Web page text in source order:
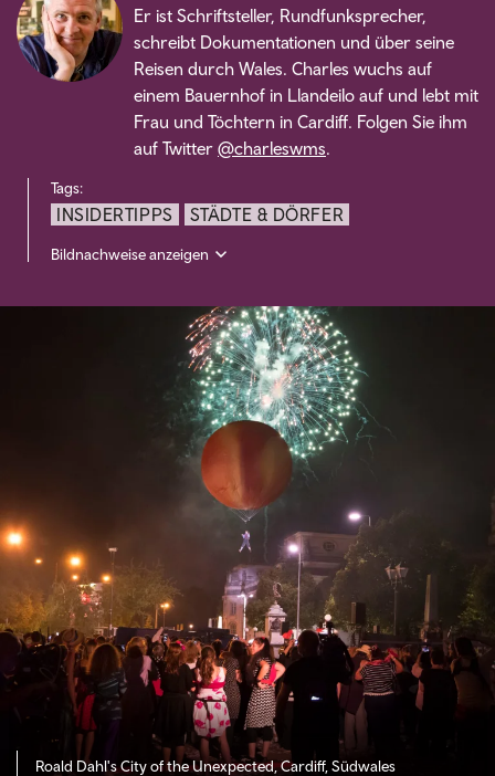
Er ist Schriftsteller, Rundfunksprecher,
schreibt Dokumentationen und über seine
Reisen durch Wales. Charles wuchs auf
einem Bauernhof in Llandeilo auf und lebt mit
Frau und Töchtern in Cardiff. Folgen Sie ihm
auf Twitter @charleswms.
Tags:
INSIDERTIPPS STÄDTE & DÖRFER
Bildnachweise anzeigen
Roald Dahl's City of the Unexpected, Cardiff, Südwales